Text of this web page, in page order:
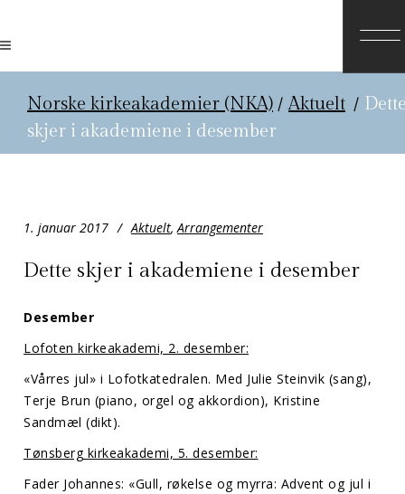
Norske kirkeakademier (NKA) /Aktuelt /
skjer i akademiene i desember
1. januar 2017 Aktuelt,Arrangementer
Dette skjer i akademiene i desember
Desember
Lofoten kirkeakademi, 2. desember:
«Vårres jul» i Lofotkatedralen. Med Julie Steinvik (sang),
Terje Brun (piano, orgel og akkordion), Kristine
Sandmæl (dikt).
Tønsberg kirkeakademi, 5. desember:
Fader Johannes: «Gull, røkelse og myrra: Advent og jul i